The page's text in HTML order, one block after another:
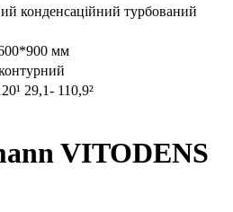
конденсаційний турбований
мм
29,1- 110,9²
VITODENS